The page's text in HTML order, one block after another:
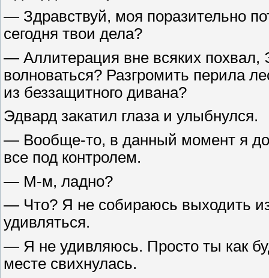
— Здравствуй, моя поразительно
сегодня твои дела?
— Аллитерация вне всяких похвал,
волноваться? Разгромить перила
из беззащитного дивана?
Эдвард закатил глаза и улыбнулся.
— Вообще-то, в данный момент я
все под контролем.
— М-м, ладно?
— Что? Я не собираюсь выходить
удивляться.
— Я не удивляюсь. Просто ты как
месте свихнулась.